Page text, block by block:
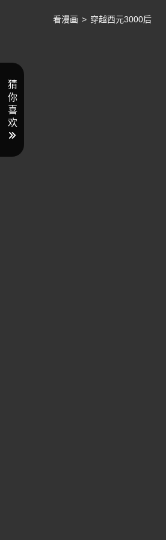
看漫画 > 穿越西元3000后
猜
你
喜
欢